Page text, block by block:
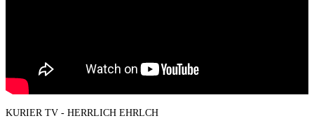
KURIER TV - HERRLICH EHRLCH